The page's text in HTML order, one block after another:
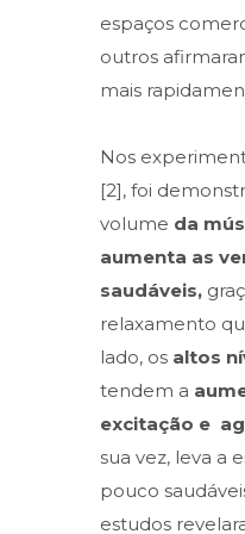
espaços
outros
mais
Nos
[2], foi
volume da
aumenta as
saudáveis,
relaxamento
lado, os altos
tendem a
excitação e
sua vez, leva a
pouco
estudos